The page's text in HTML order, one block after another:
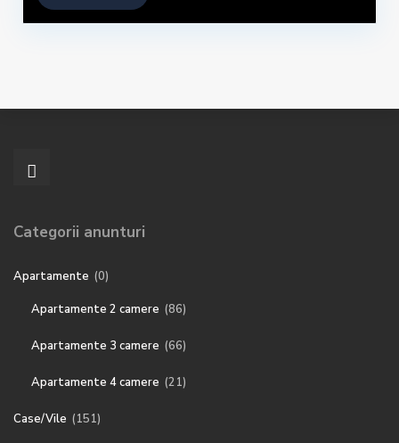
Categorii anunturi
Apartamente (0)
Apartamente 2 camere (86)
Apartamente 3 camere (66)
Apartamente 4 camere (21)
Case/Vile (151)